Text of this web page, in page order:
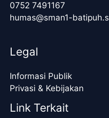
0752 7491167
humas@sman1-
Legal
Informasi Publik
Privasi & Kebijakan
Link Terkait